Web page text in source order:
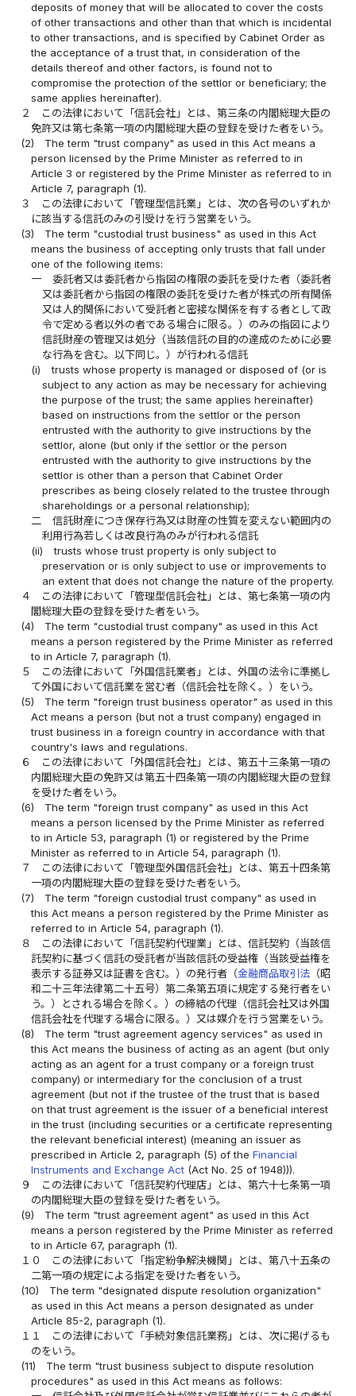
deposits of money that will be allocated to cover the costs
of other transactions and other than that which is incidental
to other transactions, and is specified by Cabinet Order as
the acceptance of a trust that, in consideration of the
details thereof and other factors, is found not to
compromise the protection of the settlor or beneficiary; the
same applies hereinafter).
２
この法律において「信託会社」とは、第三条の内閣総理大臣の
免許又は第七条第一項の内閣総理大臣の登録を受けた者をいう。
(2)
The term "trust company" as used in this Act means a
person licensed by the Prime Minister as referred to in
Article 3 or registered by the Prime Minister as referred to in
Article 7, paragraph (1).
３
この法律において「管理型信託業」とは、次の各号のいずれか
に該当する信託のみの引受けを行う営業をいう。
(3)
The term "custodial trust business" as used in this Act
means the business of accepting only trusts that fall under
one of the following items:
一
委託者又は委託者から指図の権限の委託を受けた者（委託者
又は委託者から指図の権限の委託を受けた者が株式の所有関係
又は人的関係において受託者と密接な関係を有する者として政
令で定める者以外の者である場合に限る。）のみの指図により
信託財産の管理又は処分（当該信託の目的の達成のために必要
な行為を含む。以下同じ。）が行われる信託
(i)
trusts whose property is managed or disposed of (or is
subject to any action as may be necessary for achieving
the purpose of the trust; the same applies hereinafter)
based on instructions from the settlor or the person
entrusted with the authority to give instructions by the
settlor, alone (but only if the settlor or the person
entrusted with the authority to give instructions by the
settlor is other than a person that Cabinet Order
prescribes as being closely related to the trustee through
shareholdings or a personal relationship);
二
信託財産につき保存行為又は財産の性質を変えない範囲内の
利用行為若しくは改良行為のみが行われる信託
(ii)
trusts whose trust property is only subject to
preservation or is only subject to use or improvements to
an extent that does not change the nature of the property.
４
この法律において「管理型信託会社」とは、第七条第一項の内
閣総理大臣の登録を受けた者をいう。
(4)
The term "custodial trust company" as used in this Act
means a person registered by the Prime Minister as referred
to in Article 7, paragraph (1).
５
この法律において「外国信託業者」とは、外国の法令に準拠し
て外国において信託業を営む者（信託会社を除く。）をいう。
(5)
The term "foreign trust business operator" as used in this
Act means a person (but not a trust company) engaged in
trust business in a foreign country in accordance with that
country's laws and regulations.
６
この法律において「外国信託会社」とは、第五十三条第一項の
内閣総理大臣の免許又は第五十四条第一項の内閣総理大臣の登録
を受けた者をいう。
(6)
The term "foreign trust company" as used in this Act
means a person licensed by the Prime Minister as referred
to in Article 53, paragraph (1) or registered by the Prime
Minister as referred to in Article 54, paragraph (1).
７
この法律において「管理型外国信託会社」とは、第五十四条第
一項の内閣総理大臣の登録を受けた者をいう。
(7)
The term "foreign custodial trust company" as used in
this Act means a person registered by the Prime Minister as
referred to in Article 54, paragraph (1).
８
この法律において「信託契約代理業」とは、信託契約（当該信
託契約に基づく信託の受託者が当該信託の受益権（当該受益権を
表示する証券又は証書を含む。）の発行者（金融商品取引法 （昭
和二十三年法律第二十五号）第二条第五項に規定する発行者をい
う。）とされる場合を除く。）の締結の代理（信託会社又は外国
信託会社を代理する場合に限る。）又は媒介を行う営業をいう。
(8)
The term "trust agreement agency services" as used in
this Act means the business of acting as an agent (but only
acting as an agent for a trust company or a foreign trust
company) or intermediary for the conclusion of a trust
agreement (but not if the trustee of the trust that is based
on that trust agreement is the issuer of a beneficial interest
in the trust (including securities or a certificate representing
the relevant beneficial interest) (meaning an issuer as
prescribed in Article 2, paragraph (5) of theFinancial
Instruments and Exchange Act (Act No. 25 of 1948))).
９
この法律において「信託契約代理店」とは、第六十七条第一項
の内閣総理大臣の登録を受けた者をいう。
(9)
The term "trust agreement agent" as used in this Act
means a person registered by the Prime Minister as referred
to in Article 67, paragraph (1).
１０
この法律において「指定紛争解決機関」とは、第八十五条の
二第一項の規定による指定を受けた者をいう。
(10)
The term "designated dispute resolution organization"
as used in this Act means a person designated as under
Article 85-2, paragraph (1).
１１
この法律において「手続対象信託業務」とは、次に掲げるも
のをいう。
(11)
The term "trust business subject to dispute resolution
procedures" as used in this Act means as follows: